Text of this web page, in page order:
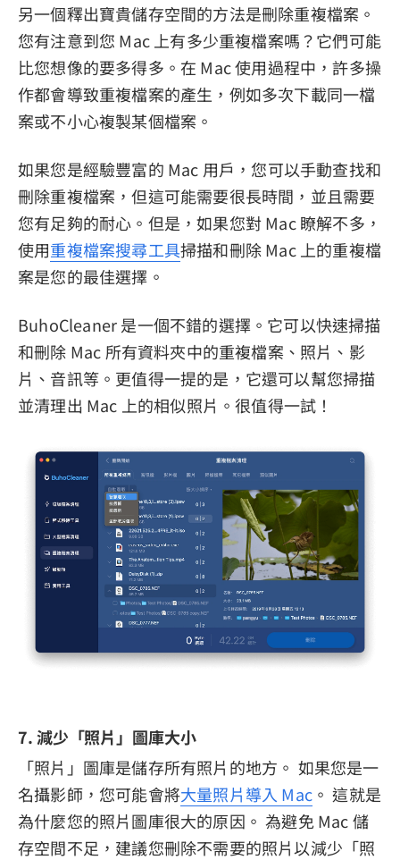
另一個釋出寶貴儲存空間的方法是刪除重複檔案。
您有注意到您 Mac 上有多少重複檔案嗎？它們可能
比您想像的要多得多。在 Mac 使用過程中，許多操
作都會導致重複檔案的產生，例如多次下載同一檔
案或不小心複製某個檔案。
如果您是經驗豐富的 Mac 用戶，您可以手動查找和
刪除重複檔案，但這可能需要很長時間，並且需要
您有足夠的耐心。但是，如果您對 Mac 瞭解不多，
使用重複檔案搜尋工具掃描和刪除 Mac 上的重複檔
案是您的最佳選擇。
BuhoCleaner 是一個不錯的選擇。它可以快速掃描
和刪除 Mac 所有資料夾中的重複檔案、照片、影
片、音訊等。更值得一提的是，它還可以幫您掃描
並清理出 Mac 上的相似照片。很值得一試！
7. 減少「照片」圖庫大小
「照片」圖庫是儲存所有照片的地方。 如果您是一
名攝影師，您可能會將大量照片導入 Mac 。 這就是
為什麼您的照片圖庫很大的原因。 為避免 Mac 儲
存空間不足，建議您刪除不需要的照片以減少「照